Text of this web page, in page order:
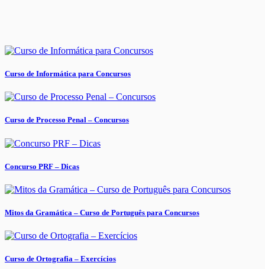
Curso de Informática para Concursos
Curso de Processo Penal – Concursos
Concurso PRF – Dicas
Mitos da Gramática – Curso de Português para Concursos
Curso de Ortografia – Exercícios